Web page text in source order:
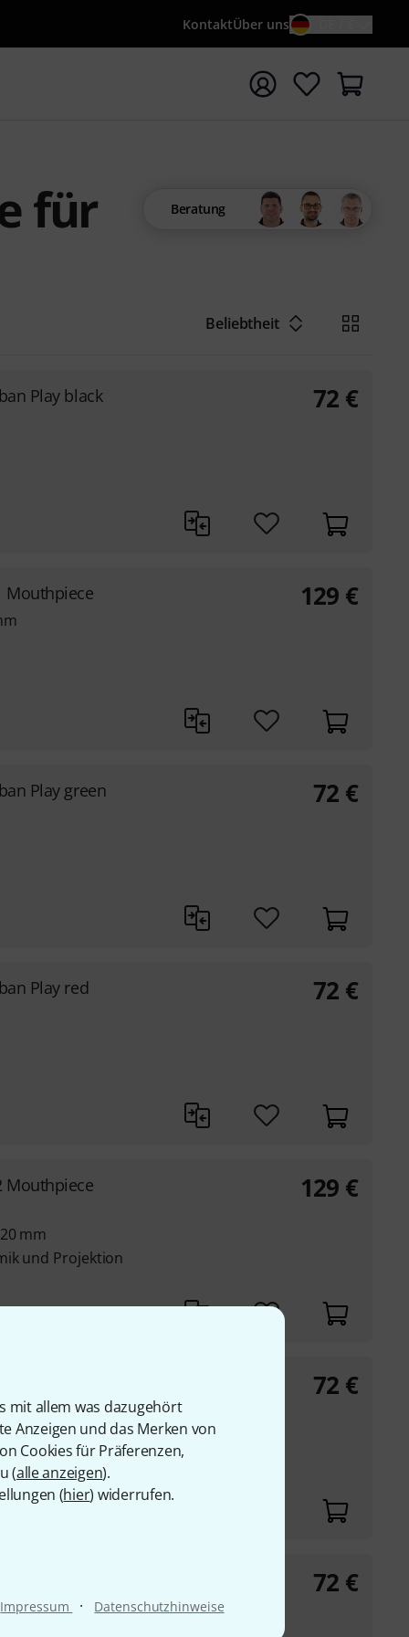
mit allem was dazugehört
Anzeigen und das Merken von
Cookies für Präferenzen,
(alle anzeigen).
(hier) widerrufen.
Impressum · Datenschutzhinweise
KontaktÜber uns
mit Suchwort {searchTerm} starten
für Beratung
Beliebtheit
Play black 72 €
Mouthpiece 129 €
Play green 72 €
Play red 72 €
Mouthpiece
mm
und Projektion
129 €
72 €
72 €